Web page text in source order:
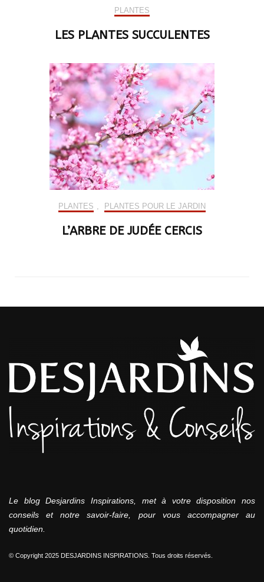
PLANTES
LES PLANTES SUCCULENTES
PLANTES PLANTES POUR LE JARDIN
L’ARBRE DE JUDÉE CERCIS
Le blog Desjardins Inspirations, met à votre disposition nos
conseils et notre savoir-faire, pour vous accompagner au
quotidien.
© Copyright 2025 DESJARDINS INSPIRATIONS. Tous droits réservés.